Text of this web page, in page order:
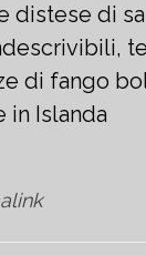
distese di
di fango
in Islanda